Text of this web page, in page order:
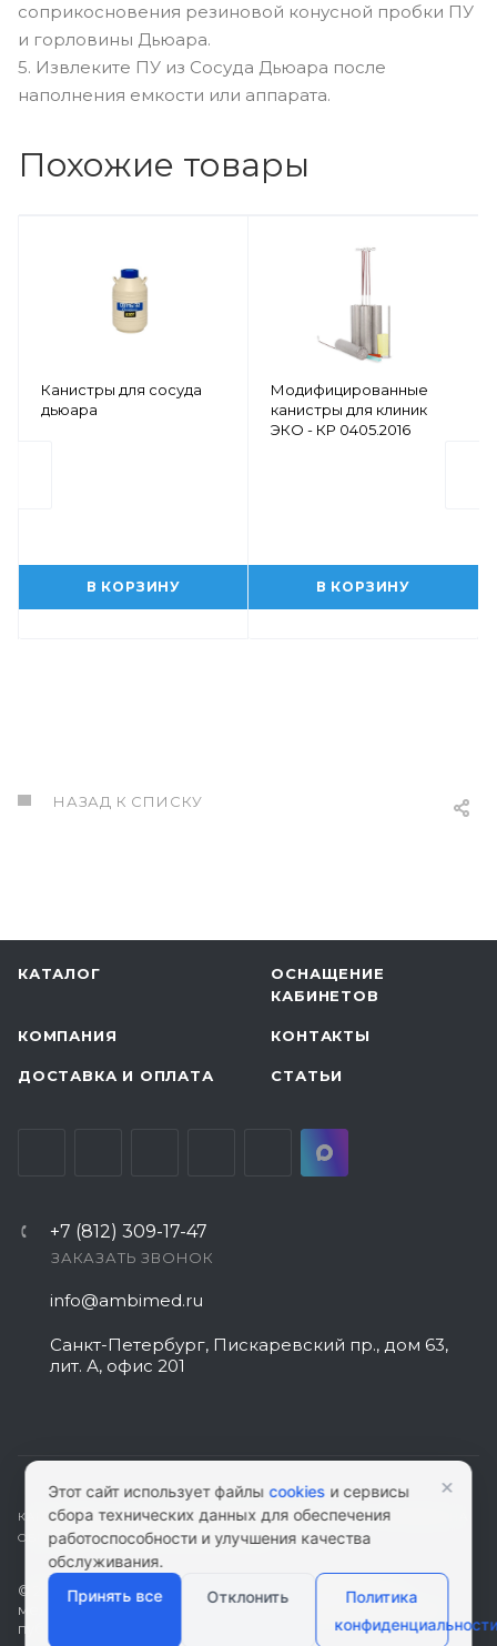
соприкосновения резиновой конусной пробки ПУ
и горловины Дьюара.
5. Извлеките ПУ из Сосуда Дьюара после
наполнения емкости или аппарата.
Похожие товары
Канистры для сосуда
дьюара
В КОРЗИНУ
Модифицированные
канистры для клиник
ЭКО - КР 0405.2016
В КОРЗИНУ
НАЗАД К СПИСКУ
КАТАЛОГ
ОСНАЩЕНИЕ
КАБИНЕТОВ
КОМПАНИЯ КОНТАКТЫ
ДОСТАВКА И ОПЛАТА СТАТЬИ
+7 (812) 309-17-47
ЗАКАЗАТЬ ЗВОНОК
info@ambimed.ru
Санкт-Петербург, Пискаревский пр., дом 63,
лит. А, офис 201
КАРТА САЙТА|ПОЛИТИКА КОНФИДЕНЦИАЛЬНОСТИ|СОГЛАСИЕ НА
ОБРАБОТКУ ПЕРСОНАЛЬНЫХ ДАННЫХ
© 2026 ambimed.ru - Медицинское оборудование и
медтехника. Информация на этом ресурсе не является
публичной офертой.
Этот сайт использует файлыcookies и сервисы
сбора технических данных для обеспечения
работоспособности и улучшения качества
обслуживания.
Принять все
Отклонить
Политика
конфиденциальности
×